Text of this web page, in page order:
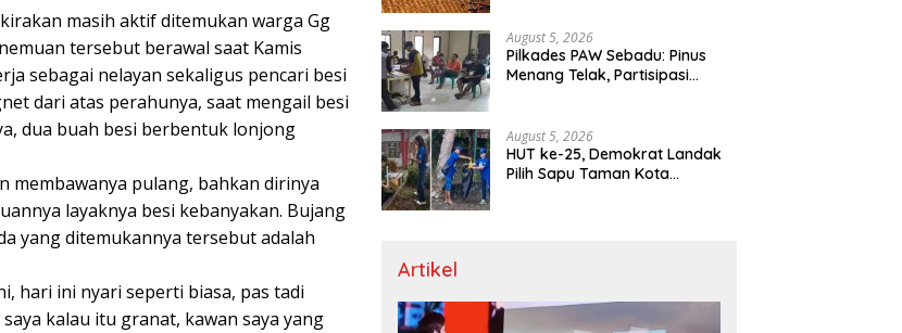
masih aktif ditemukan warga Gg
tersebut berawal saat Kamis
sebagai nelayan sekaligus pencari besi
dari atas perahunya, saat mengail besi
dua buah besi berbentuk lonjong
membawanya pulang, bahkan dirinya
layaknya besi kebanyakan. Bujang
yang ditemukannya tersebut adalah
hari ini nyari seperti biasa, pas tadi
kalau itu granat, kawan saya yang
August 5, 2026
Pilkades PAW Sebadu: Pinus
Menang Telak, Partisipasi
August 5, 2026
HUT ke-25, Demokrat Landak
Pilih Sapu Taman Kota
Artikel